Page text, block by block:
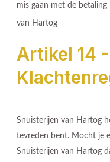
mis gaan met de
van Hartog
Artikel 14 -
Snuisterijen van Hartog
tevreden bent. Mocht je
Snuisterijen van Hartog